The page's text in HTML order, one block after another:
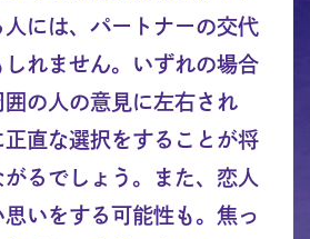
には、パートナーの交代
れません。いずれの場合
囲の人の意見に左右され
直な選択をすることが将
るでしょう。また、恋人
いをする可能性も。焦っ